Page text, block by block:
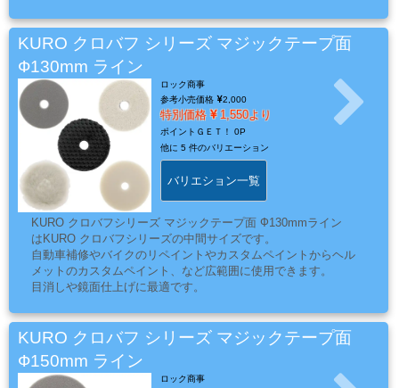
用
品
ゴ
ル
ド
リ
フ・
タ
ム
系
KURO クロバフ シリーズ マジックテープ面
Ф130mm ライン
ロック商事
参考小売価格
2,000
特別価格 1,550より
ポイントＧＥＴ！ 0P
他に 5 件のバリエーション
バリエション一覧
KURO クロバフシリーズ マジックテープ面 Ф130mmライン
はKURO クロバフシリーズの中間サイズです。
自動車補修やバイクのリペイントやカスタムペイントからヘル
メットのカスタムペイント、など広範囲に使用できます。
目消しや鏡面仕上げに最適です。
KURO クロバフ シリーズ マジックテープ面
Ф150mm ライン
ロック商事